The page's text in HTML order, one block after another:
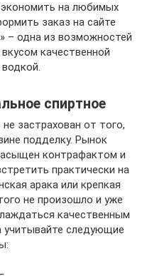
на любимых
заказ на сайте
– одна из возможностей
качественной
спиртное
застрахован от того,
подделку. Рынок
контрафактом и
практически на
арака или крепкая
не произошло и уже
качественным
учитывайте следующие